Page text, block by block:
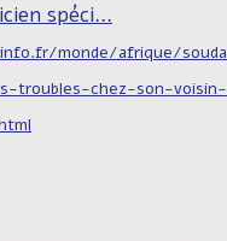
spéci…
monde/afrique/
troubles-chez-son-